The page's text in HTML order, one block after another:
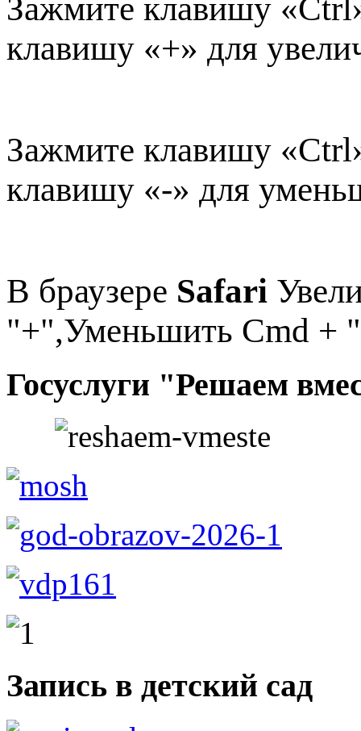
Зажмите клавишу
клавишу «+» для
Зажмите клавишу
клавишу «-» для
В браузере Safari
"+",Уменьшить Cmd +
Госуслуги "Решаем
Запись в детский сад